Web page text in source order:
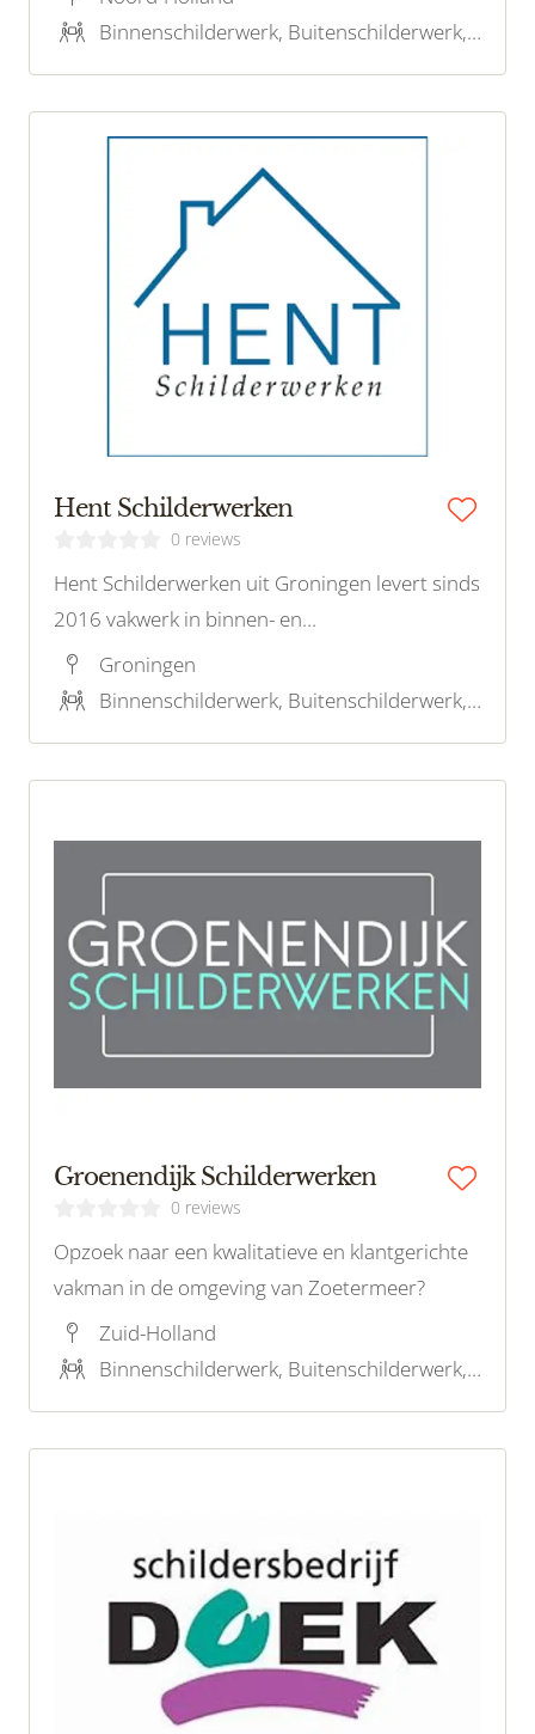
komen. Met een focus op milieuvriendelijke
Binnenschilderwerk, Buitenschilderwerk, Stucwerk, Restauratieschilderwerk, Houtrotreparatie
Hent Schilderwerken
0 reviews
Hent Schilderwerken uit Groningen levert sinds
2016 vakwerk in binnen- en
buitenschilderwerk, houtrot en glaszetten, met
focus op kwaliteit en klantgerichtheid.
Groningen
Binnenschilderwerk, Buitenschilderwerk, Houtrotreparatie
Groenendijk Schilderwerken
0 reviews
Opzoek naar een kwalitatieve en klantgerichte
vakman in de omgeving van Zoetermeer?
Zuid-Holland
Binnenschilderwerk, Buitenschilderwerk, Latex spuiten, Behangwerk, Houtrotreparatie